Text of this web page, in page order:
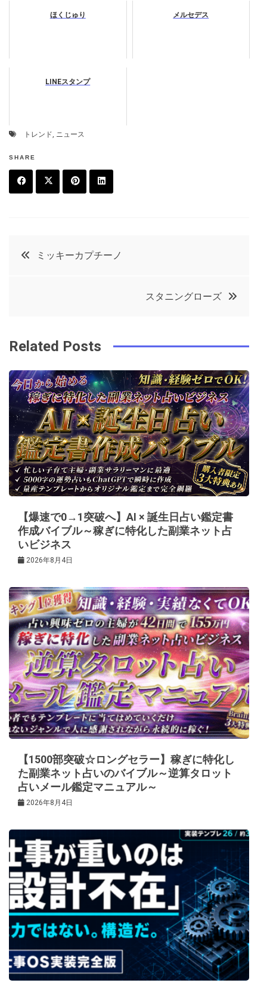
ほくじゅり メルセデス
LINEスタンプ
トレンド, ニュース
SHARE
k
e
t
投
ビ
ゲ
ー
シ
ョ
ン
ミッキーカプチーノ
スタニングローズ
Related Posts
【爆速で0→1突破へ】AI × 誕生日占い鑑定書
作成バイブル～稼ぎに特化した副業ネット占
いビジネス
2026年8月4日
【1500部突破☆ロングセラー】稼ぎに特化し
た副業ネット占いのバイブル～逆算タロット
占いメール鑑定マニュアル～
2026年8月4日